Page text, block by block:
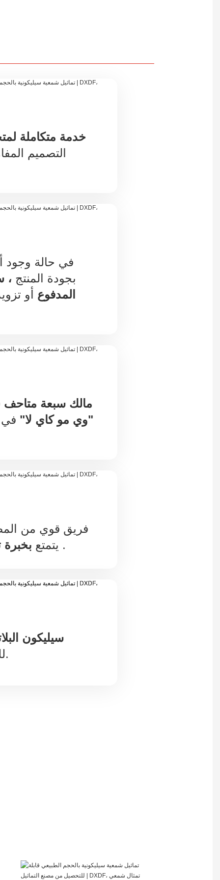
خدمة متكاملة
التصميم
في حالة وجود
بجودة المنتج ،
المدفوع أو
مالك سبعة
"وي مو كاي لا"
فريق قوي من
يتمتع بخبرة .
سيليكون
للمنتجات الغذائية.